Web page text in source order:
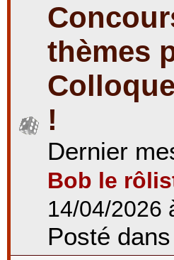
thèmes
!
Dernier
Bob le
14/04/2026
Posté dans